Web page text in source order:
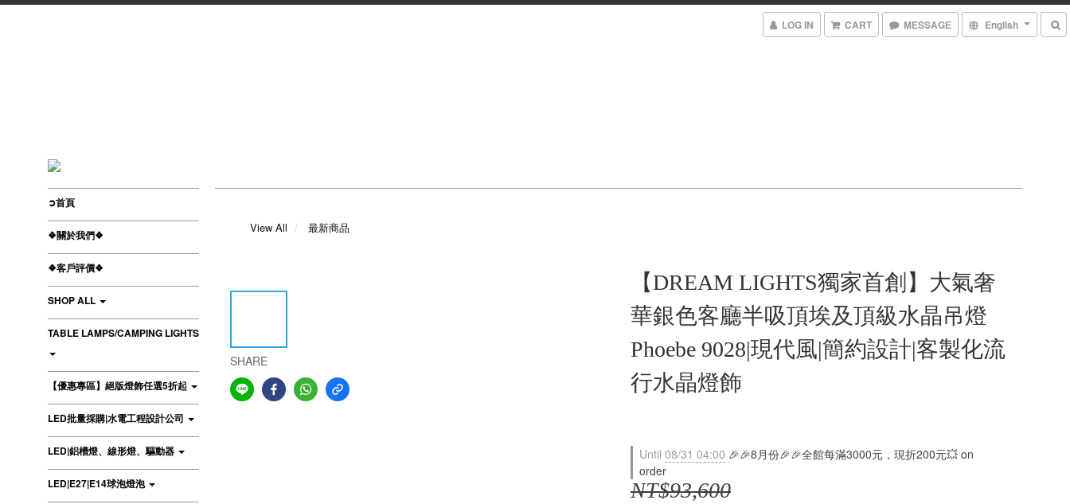
LOG IN CART MESSAGE English
➲首頁
❖關於我們❖
❖客戶評價❖
SHOP ALL
TABLE LAMPS/CAMPING LIGHTS
【優惠專區】絕版燈飾任選5折起
LED批量採購|水電工程設計公司
LED|鋁槽燈、線形燈、驅動器
LED|E27|E14球泡燈泡
View All 最新商品
SHARE
【DREAM LIGHTS獨家首創】大氣奢
華銀色客廳半吸頂埃及頂級水晶吊燈
Phoebe 9028|現代風|簡約設計|客製化流
行水晶燈飾
Until 08/31 04:00 🎉🎉8月份🎉🎉全館每滿3000元，現折200元💥 on
order
NT$93,600